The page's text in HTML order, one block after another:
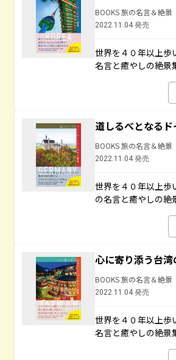
BOOKS 旅の名言＆絶景
2022.11.04 発売
世界を４０年以上歩
名言と癒やしの絶景
道しるべとなる
BOOKS 旅の名言＆絶景
2022.11.04 発売
世界を４０年以上歩
の名言と癒やしの絶
心に寄り添う台
BOOKS 旅の名言＆絶景
2022.11.04 発売
世界を４０年以上歩
名言と癒やしの絶景